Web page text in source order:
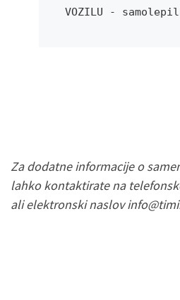
VOZILU -
Za dodatne informacije o
lahko kontaktirate na
ali elektronski naslov